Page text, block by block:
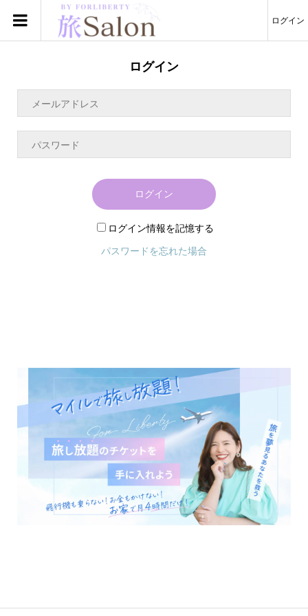
ログイン
ログイン
ログイン
ログイン情報を記憶する
パスワードを忘れた場合